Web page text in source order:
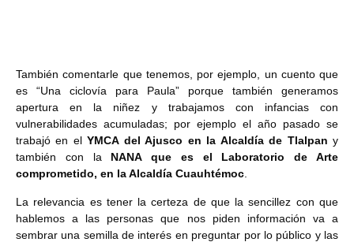
También comentarle que tenemos, por ejemplo, un cuento que
es “Una ciclovía para Paula” porque también generamos
apertura en la niñez y trabajamos con infancias con
vulnerabilidades acumuladas; por ejemplo el año pasado se
trabajó en elYMCA del Ajusco en la Alcaldía de Tlalpan y
también con la NANA que es el Laboratorio de Arte
comprometido, en la Alcaldía Cuauhtémoc.
La relevancia es tener la certeza de que la sencillez con que
hablemos a las personas que nos piden información va a
sembrar una semilla de interés en preguntar por lo público y las